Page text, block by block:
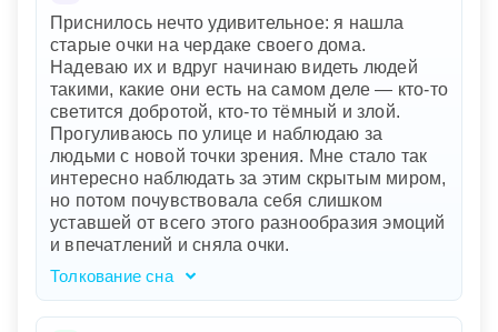
подверженными поломке. Паника при
попытке починить их указывает на ваше
беспокойство и сомнение в своих силах, а их
падение - на ощущение беспомощности и
уязвимости. Экзамен, на который вы
отправляетесь без очков, олицетворяет
ситуацию, в которой вы чувствуете себя
неподготовленным и потерянным. Размытые
листы с вопросами подчеркивают ваше
внутреннее смятение и страх провала.
Приснилось нечто удивительное: я нашла
старые очки на чердаке своего дома.
Надеваю их и вдруг начинаю видеть людей
такими, какие они есть на самом деле — кто-то
светится добротой, кто-то тёмный и злой.
Прогуливаюсь по улице и наблюдаю за
людьми с новой точки зрения. Мне стало так
интересно наблюдать за этим скрытым миром,
но потом почувствовала себя слишком
уставшей от всего этого разнообразия эмоций
и впечатлений и сняла очки.
Толкование сна
Ваш сон словно волшебная сказка,
погружающая в глубины человеческой